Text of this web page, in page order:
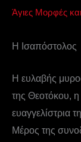
Άγιες Μορφές
Η Ισαπόστολος
Η ευλαβής
της Θεοτόκου,
ευαγγελίστρια
Μέρος της